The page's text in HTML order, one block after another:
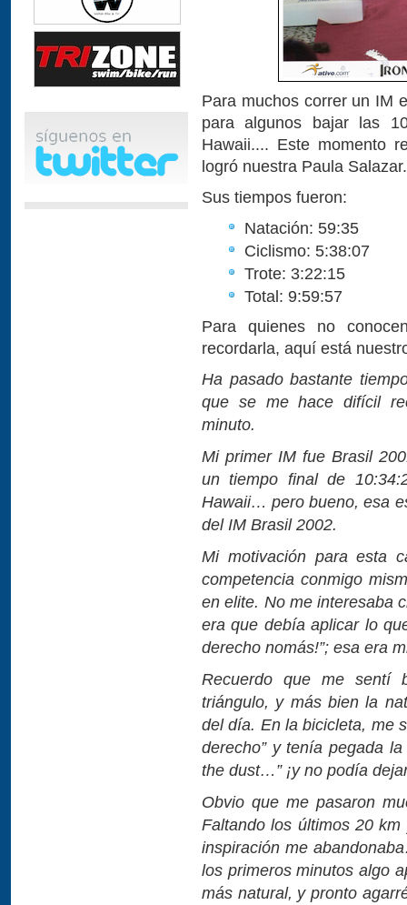
Para muchos correr un IM
para algunos bajar las
Hawaii.... Este momento
logró nuestra Paula
Sus tiempos fueron:
Natación: 59:35
Ciclismo: 5:38:07
Trote: 3:22:15
Total: 9:59:57
Para quienes no
recordarla, aquí está
Ha pasado bastante
que se me hace difícil
minuto.
Mi primer IM fue Brasil
un tiempo final de
Hawaii… pero bueno, esa
del IM Brasil 2002.
Mi motivación para esta
competencia conmigo
en elite. No me interesaba
era que debía aplicar lo
derecho nomás!”; esa era
Recuerdo que me sentí
triángulo, y más bien la
del día. En la bicicleta, me
derecho” y tenía pegada
the dust…” ¡y no podía
Obvio que me pasaron
Faltando los últimos 20
inspiración me
los primeros minutos algo
más natural, y pronto